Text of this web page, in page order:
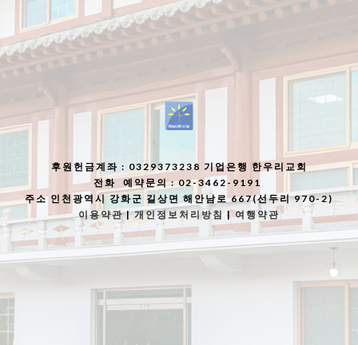
후원헌금계좌 : 0329373238 기업은행 한우리교회
전화
예약문의 : 02-3462-9191
주소인천광역시 강화군 길상면 해안남로 667(선두리 970-2)
이용약관|개인정보처리방침 |여행약관